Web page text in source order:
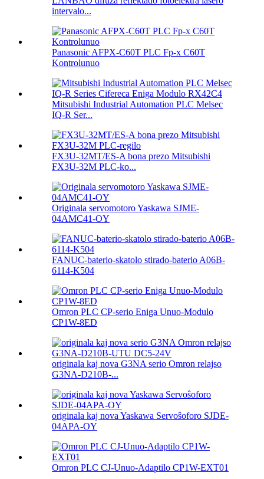
intervalo...
Panasonic AFPX-C60T PLC Fp-x C60T
Kontrolunuo
Mitsubishi Industrial Automation PLC Melsec
IQ-R Ser...
FX3U-32MT/ES-A bona prezo Mitsubishi
FX3U-32M PLC-ko...
Originala servomotoro Yaskawa SJME-
04AMC41-OY
FANUC-baterio-skatolo stirado-baterio A06B-
6114-K504
Omron PLC CP-serio Eniga Unuo-Modulo
CP1W-8ED
originala kaj nova G3NA serio Omron relajso
G3NA-D210B-...
originala kaj nova Yaskawa Servoŝoforo SJDE-
04APA-OY
Omron PLC CJ-Unuo-Adaptilo CP1W-EXT01